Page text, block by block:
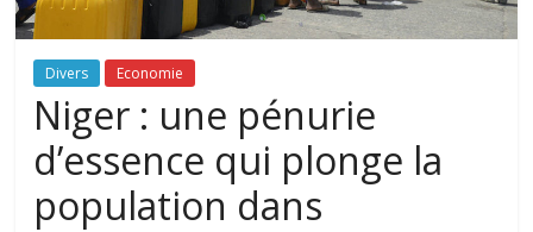
Divers Economie
Niger : une pénurie
d’essence qui plonge la
population dans